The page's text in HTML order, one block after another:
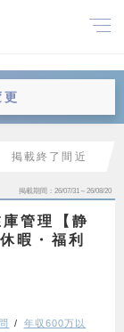
更
掲載終了間近
掲載期間 26/07/31～26/08/20
管理【静
暇・福利
年収600万以